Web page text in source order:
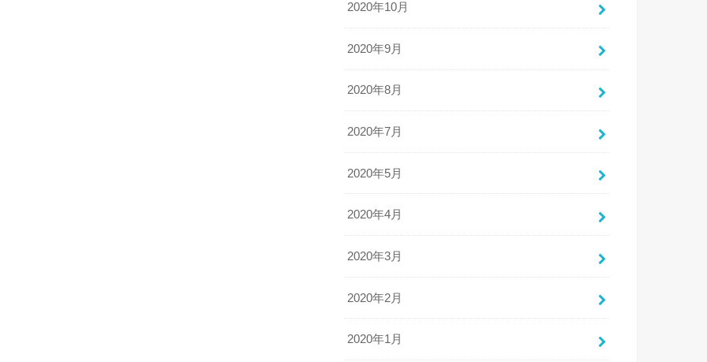
2020年10月
2020年9月
2020年8月
2020年7月
2020年5月
2020年4月
2020年3月
2020年2月
2020年1月